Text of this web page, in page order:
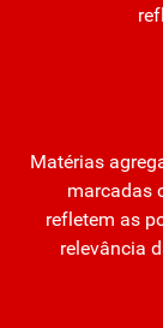
Matérias
marcadas
refletem as
relevância